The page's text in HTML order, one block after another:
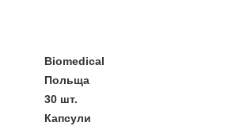
Biomedical
Польща
30 шт.
Капсули